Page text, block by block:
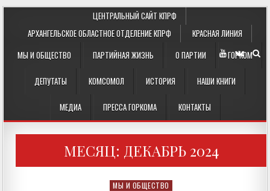
ЦЕНТРАЛЬНЫЙ САЙТ КПРФ
АРХАНГЕЛЬСКОЕ ОБЛАСТНОЕ ОТДЕЛЕНИЕ КПРФ
КРАСНАЯ ЛИНИЯ
МЫ И ОБЩЕСТВО
ПАРТИЙНАЯ ЖИЗНЬ О ПАРТИИ ГОРКОМ
ДЕПУТАТЫ КОМСОМОЛ ИСТОРИЯ НАШИ КНИГИ
МЕДИА ПРЕССА ГОРКОМА КОНТАКТЫ
МЕСЯЦ: ДЕКАБРЬ 2024
Posted
МЫ И ОБЩЕСТВО